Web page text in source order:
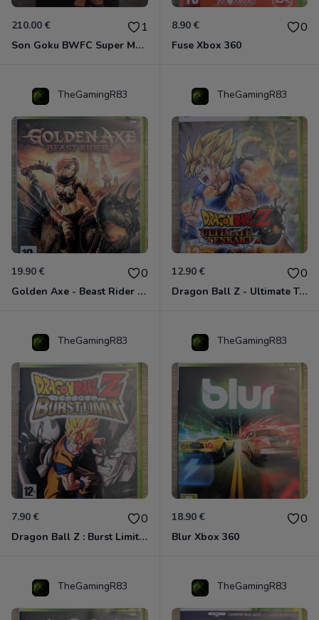
210.00 € 1
Son Goku BWFC Super Master Stars
8.90 € 0
Fuse Xbox 360
TheGamingR83
19.90 € 0
Golden Axe - Beast Rider Xbox 360
TheGamingR83
12.90 € 0
Dragon Ball Z - Ultimate Tenkaichi Xbox 360
TheGamingR83
7.90 € 0
Dragon Ball Z : Burst Limit Xbox 360
TheGamingR83
18.90 € 0
Blur Xbox 360
TheGamingR83 TheGamingR83